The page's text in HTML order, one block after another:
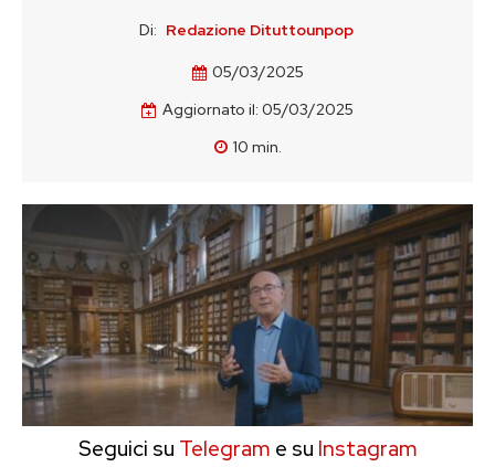
Di: Redazione Dituttounpop
05/03/2025
Aggiornato il: 05/03/2025
10 min.
Seguici su Telegram e su Instagram